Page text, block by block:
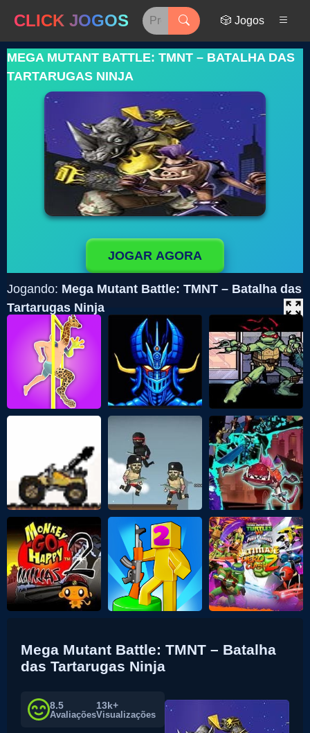
CLICK JOGOS 🎲 Jogos
MEGA MUTANT BATTLE: TMNT – BATALHA DAS
TARTARUGAS NINJA
JOGAR AGORA
Jogando: Mega Mutant Battle: TMNT – Batalha das
Tartarugas Ninja
Mega Mutant Battle: TMNT – Batalha
das Tartarugas Ninja
8.5
Avaliações
13k+
Visualizações